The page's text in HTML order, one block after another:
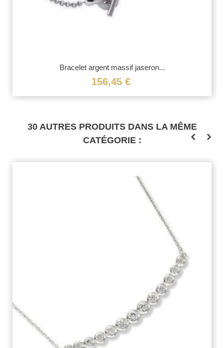
Bracelet argent massif jaseron...
156,45 €
30 AUTRES PRODUITS DANS LA MÊME
CATÉGORIE :